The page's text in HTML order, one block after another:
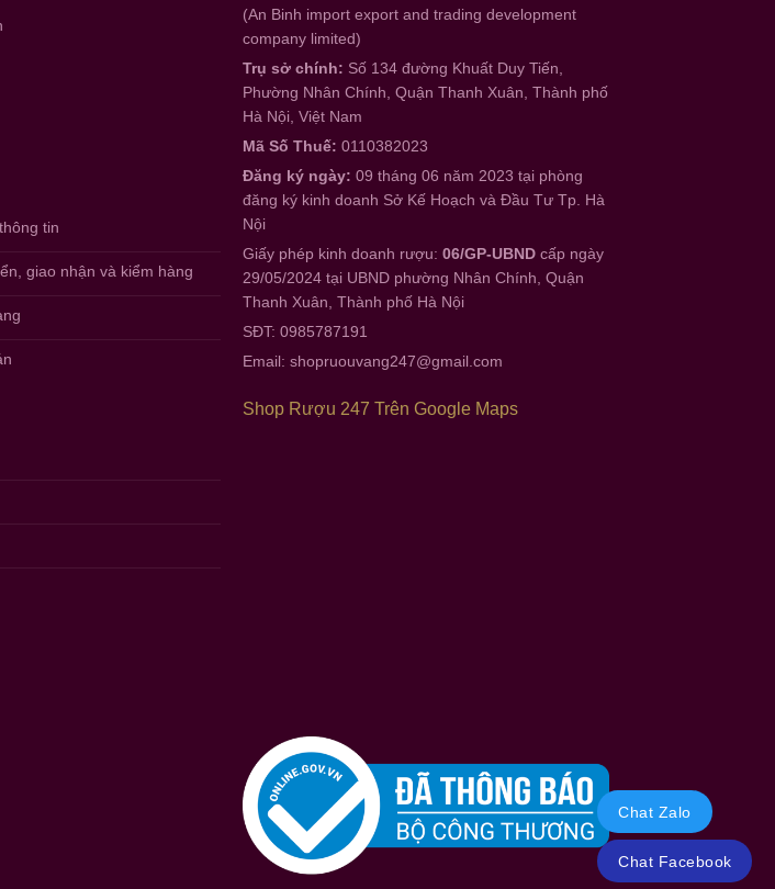
tin
giao nhận và kiểm hàng
(An Binh import export and trading development
company limited)
Trụ sở chính: Số 134 đường Khuất Duy Tiến,
Phường Nhân Chính, Quận Thanh Xuân, Thành phố
Hà Nội, Việt Nam
Mã Số Thuế: 0110382023
Đăng ký ngày: 09 tháng 06 năm 2023 tại phòng
đăng ký kinh doanh Sở Kế Hoạch và Đầu Tư Tp. Hà
Nội
Giấy phép kinh doanh rượu: 06/GP-UBND cấp ngày
29/05/2024 tại UBND phường Nhân Chính, Quận
Thanh Xuân, Thành phố Hà Nội
SĐT: 0985787191
Email: shopruouvang247@gmail.com
Shop Rượu 247 Trên Google Maps
Chat Zalo
Chat Facebook